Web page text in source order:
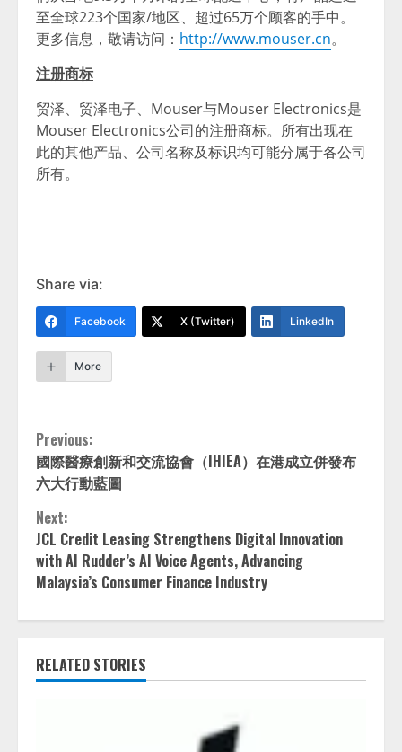
至全球223个国家/地区、超过65万个顾客的手中。
更多信息，敬请访问： http://www.mouser.cn。
注册商标
贸泽、贸泽电子、Mouser与Mouser Electronics是
Mouser Electronics公司的注册商标。所有出现在
此的其他产品、公司名称及标识均可能分属于各公司
所有。
Share via:
Facebook X (Twitter) LinkedIn
More
Continue
Reading
Previous:
國際醫療創新和交流協會（IHIEA）在港成立併發布
六大行動藍圖
Next:
JCL Credit Leasing Strengthens Digital Innovation
with AI Rudder’s AI Voice Agents, Advancing
Malaysia’s Consumer Finance Industry
RELATED STORIES